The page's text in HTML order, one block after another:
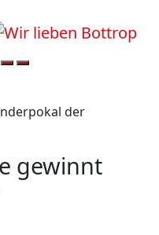
der
gewinnt